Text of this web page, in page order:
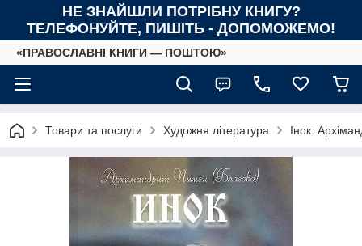
НЕ ЗНАЙШЛИ ПОТРІБНУ КНИГУ?
ТЕЛЕФОНУЙТЕ, ПИШІТЬ - ДОПОМОЖЕМО!
«ПРАВОСЛАВНІ КНИГИ — ПОШТОЮ»
Товари та послуги Художня література Інок.